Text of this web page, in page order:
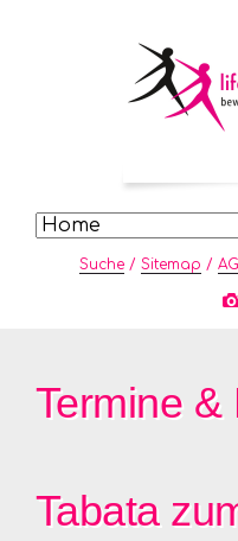
überspringen
Navigation
überspringen
Navigation
Suche Sitemap
Termine &
Tabata